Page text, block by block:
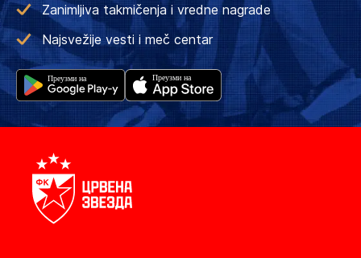
Zanimljiva takmičenja i vredne nagrade
Najsvežije vesti i meč centar